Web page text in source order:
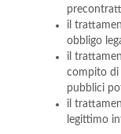
il
obbligo
il
compito di
pubblici
il
legittimo